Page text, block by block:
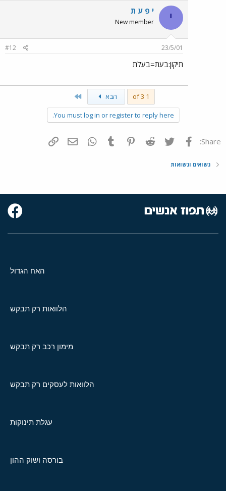
י י פ ע ת
New member
23/5/01
#12
תיקון:בעת=בעלת
1 of 3 הבא
You must log in or register to reply here.
Share: פייסבוק Twitter
Reddit
Pinterest
Tumblr
WhatsAppדואר אלקטרוני
נשואים ונשואות
האח הגדול
הלוואות רק תבקש
מימון רכב רק תבקש
הלוואות לעסקים רק תבקש
עגלת תינוקות
בורסה ושוק ההון